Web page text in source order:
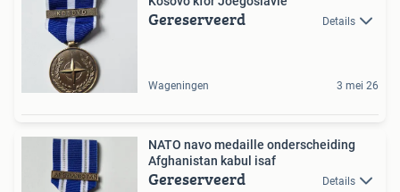
Gereserveerd Details
Wageningen 3 mei 26
NATO navo medaille onderscheiding
Afghanistan kabul isaf
Gereserveerd Details